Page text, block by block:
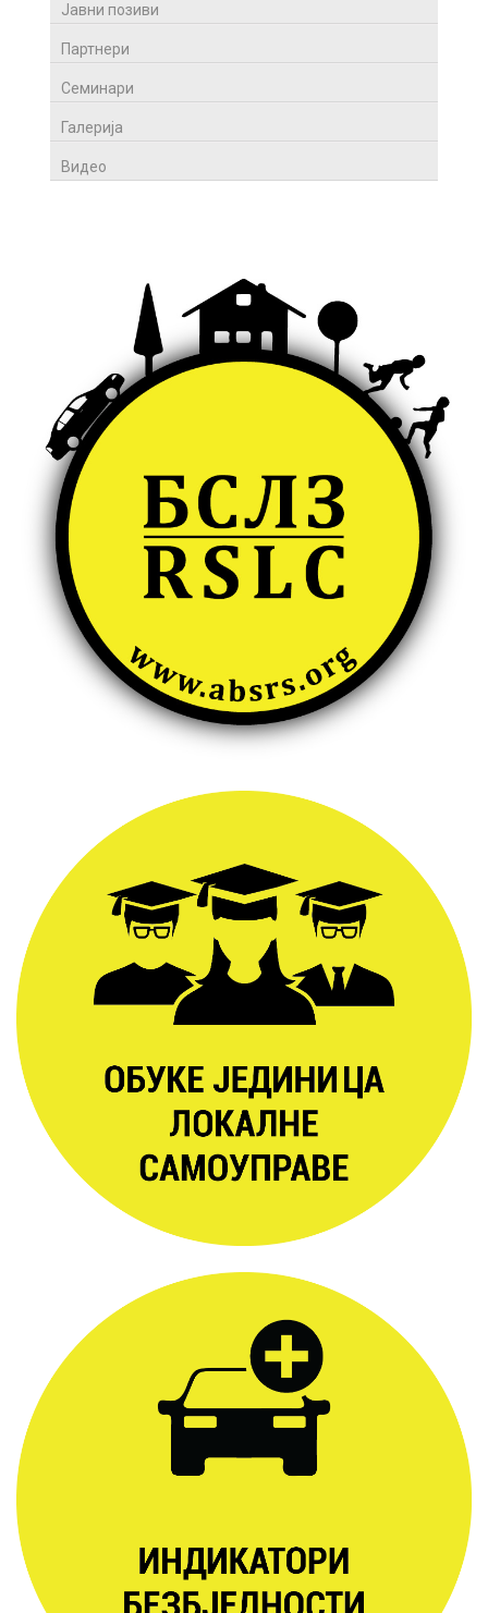
Јавни позиви
Партнери
Семинари
Галерија
Видео